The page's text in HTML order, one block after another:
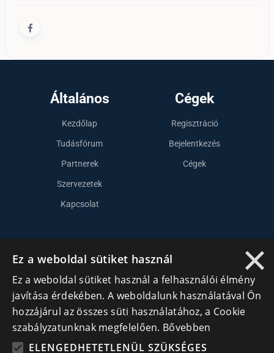
Általános
Kezdőlap
Tudásfórum
Partnerek
Szervezetek
Kapcsolat
Cégek
Regisztráció
Bejelentkezés
Cégek
+40 740 856 970
×
Ez a weboldal sütiket használ
Ez a weboldal sütiket használ a felhasználói élmény
javítása érdekében. A weboldalunk használatával Ön
hozzájárul az összes süti használatához, a Cookie
szabályzatunknak megfelelően. Bővebben
ELENGEDHETETLENÜL SZÜKSÉGES